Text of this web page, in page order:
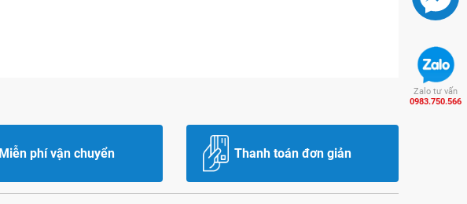
Miễn phí vận chuyển Thanh toán đơn giản
Zalo tư vấn
0983.750.566